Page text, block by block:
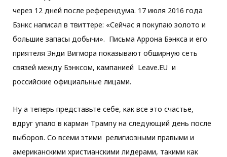
через 12 дней после референдума. 17 июля 2016 года
Бэнкс написал в твиттере: «Сейчас я покупаю золото и
большие запасы добычи». Письма Аррона Бэнкса и его
приятеля Энди Вигмора показывают обширную сеть
связей между Бэнксом, кампанией Leave.EU и
российские официальные лицами.
Ну а теперь представьте себе, как все это счастье,
вдруг упало в карман Трампу на следующий день после
выборов. Со всеми этими религиозными правыми и
американскими христианскими лидерами, такими как